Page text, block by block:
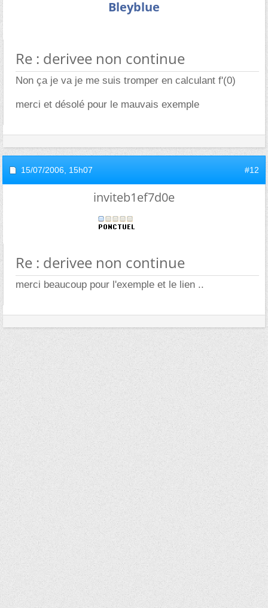
Bleyblue
Re : derivee non continue
Non ça je va je me suis tromper en calculant f'(0)
merci et désolé pour le mauvais exemple
15/07/2006, 15h07 #12
inviteb1ef7d0e
Re : derivee non continue
merci beaucoup pour l'exemple et le lien ..